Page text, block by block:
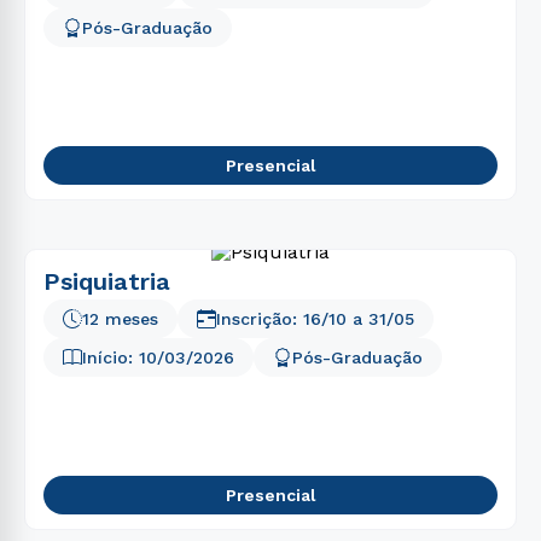
Pós-Graduação
Presencial
Psiquiatria
Início: 10/03/2026
12 meses
Pós-Graduação
Inscrição: 16/10 a 31/05
Presencial